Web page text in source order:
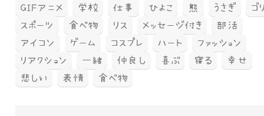
GIFアニメ 学校 仕事 ひよこ 熊 うさぎ
ゴ
スポーツ
食べ物 リス メッセージ付き
部活
アイコン
ゲーム コスプレ ハート
ファッション
リアクション
一緒 仲良し 喜ぶ 寝る
幸せ
悲しい
表情 食べ物